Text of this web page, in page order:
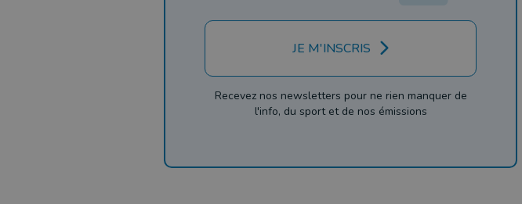
JE M'INSCRIS
Recevez nos newsletters pour ne rien manquer de
l'info, du sport et de nos émissions